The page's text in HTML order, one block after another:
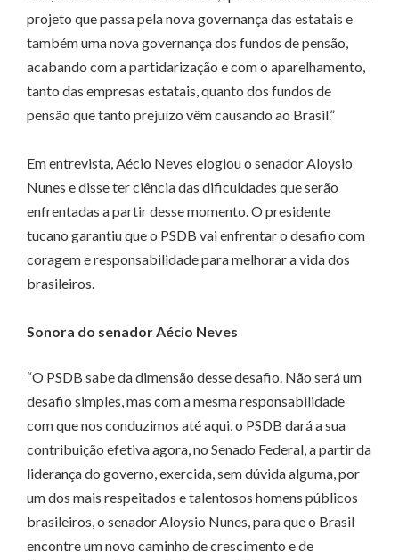
projeto que passa pela nova governança das estatais e
também uma nova governança dos fundos de pensão,
acabando com a partidarização e com o aparelhamento,
tanto das empresas estatais, quanto dos fundos de
pensão que tanto prejuízo vêm causando ao Brasil.”
Em entrevista, Aécio Neves elogiou o senador Aloysio
Nunes e disse ter ciência das dificuldades que serão
enfrentadas a partir desse momento. O presidente
tucano garantiu que o PSDB vai enfrentar o desafio com
coragem e responsabilidade para melhorar a vida dos
brasileiros.
Sonora do senador Aécio Neves
“O PSDB sabe da dimensão desse desafio. Não será um
desafio simples, mas com a mesma responsabilidade
com que nos conduzimos até aqui, o PSDB dará a sua
contribuição efetiva agora, no Senado Federal, a partir da
liderança do governo, exercida, sem dúvida alguma, por
um dos mais respeitados e talentosos homens públicos
brasileiros, o senador Aloysio Nunes, para que o Brasil
encontre um novo caminho de crescimento e de